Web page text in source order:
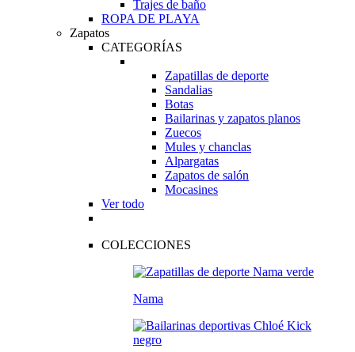
Trajes de baño
ROPA DE PLAYA
Zapatos
CATEGORÍAS
Zapatillas de deporte
Sandalias
Botas
Bailarinas y zapatos planos
Zuecos
Mules y chanclas
Alpargatas
Zapatos de salón
Mocasines
Ver todo
COLECCIONES
Nama